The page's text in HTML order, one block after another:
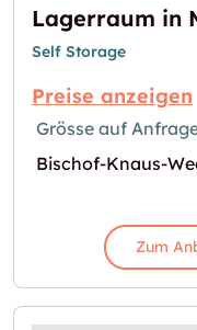
Lagerraum in
Self Storage
Preise anzeigen
Grösse auf
Bischof-Knaus-
Zum